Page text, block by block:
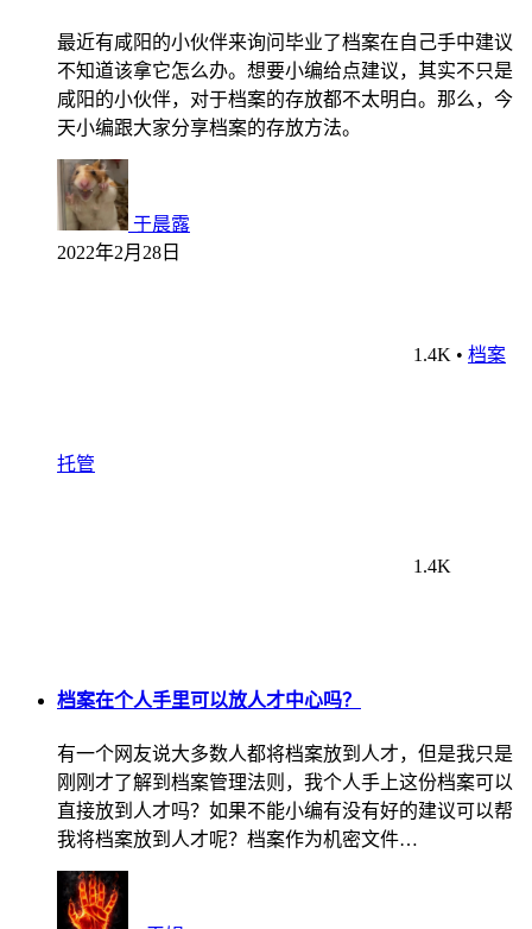
最近有咸阳的小伙伴来询问毕业了档案在自己手中建议
不知道该拿它怎么办。想要小编给点建议，其实不只是
咸阳的小伙伴，对于档案的存放都不太明白。那么，今
天小编跟大家分享档案的存放方法。
于晨露
2022年2月28日
1.4K • 档案
托管
1.4K
档案在个人手里可以放人才中心吗？
有一个网友说大多数人都将档案放到人才，但是我只是
刚刚才了解到档案管理法则，我个人手上这份档案可以
直接放到人才吗？如果不能小编有没有好的建议可以帮
我将档案放到人才呢？档案作为机密文件…